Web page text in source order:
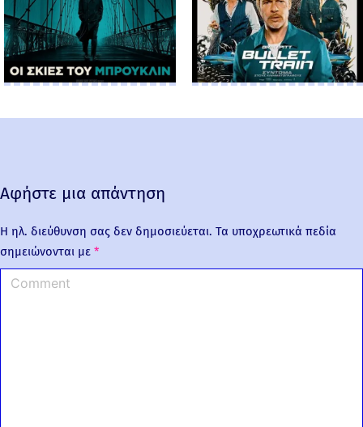
Αφήστε μια απάντηση
Η ηλ. διεύθυνση σας δεν δημοσιεύεται. Τα υποχρεωτικά πεδία
σημειώνονται με *